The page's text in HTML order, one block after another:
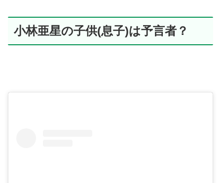
小林亜星の子供(息子)は予言者？